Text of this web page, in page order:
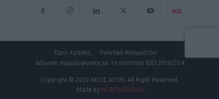
ΝΑ
Όροι Χρήσης
Πολιτική Απορρήτου
Δήλωση συμμόρφωσης με τη σύσταση (ΕΕ) 2018/334
Copyright © 2022 ΝΕΟΣ ΑΓΩΝ. All Right Reserved.
Made by NORTHBRIDGE.